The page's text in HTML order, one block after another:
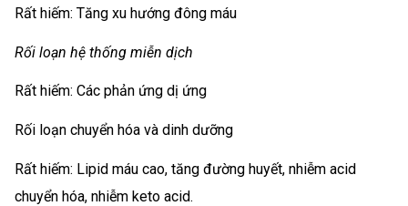
Rất hiếm: Tăng xu hướng đông máu
Rối loạn hệ thống miễn dịch
Rất hiếm: Các phản ứng dị ứng
Rối loạn chuyển hóa và dinh dưỡng
Rất hiếm: Lipid máu cao, tăng đường huyết, nhiễm acid
chuyển hóa, nhiễm keto acid.